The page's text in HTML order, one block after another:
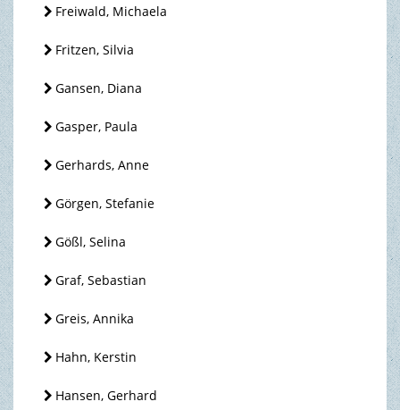
Freiwald, Michaela
Fritzen, Silvia
Gansen, Diana
Gasper, Paula
Gerhards, Anne
Görgen, Stefanie
Gößl, Selina
Graf, Sebastian
Greis, Annika
Hahn, Kerstin
Hansen, Gerhard